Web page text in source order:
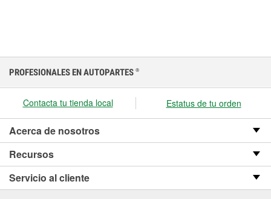
PROFESIONALES EN AUTOPARTES ®
Contacta tu tienda local Estatus de tu orden
Acerca de nosotros
Recursos
Servicio al cliente